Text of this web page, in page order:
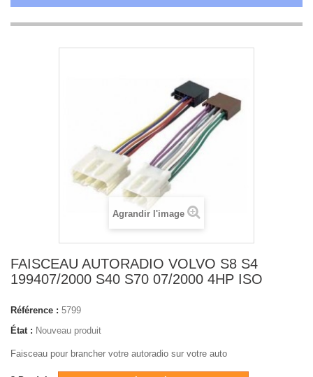
Agrandir l'image
FAISCEAU AUTORADIO VOLVO S8 S4
199407/2000 S40 S70 07/2000 4HP ISO
Référence : 5799
État : Nouveau produit
Faisceau pour brancher votre autoradio sur votre auto